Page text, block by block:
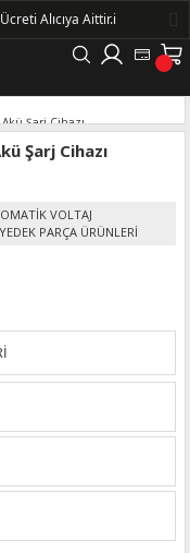
Şarj Cihazı
VOLTAJ
PARÇA ÜRÜNLERİ
Alıcıya Aittir.ℹ️